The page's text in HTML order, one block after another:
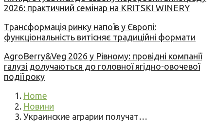
2026: практичний семінар на KRITSKI WINERY
Трансформація ринку напоїв у Європі:
функціональність витісняє традиційні формати
AgroBerry&Veg 2026 у Рівному: провідні компанії
галузі долучаються до головної ягідно-овочевої
події року
Home
Новини
Украинские аграрии получат…